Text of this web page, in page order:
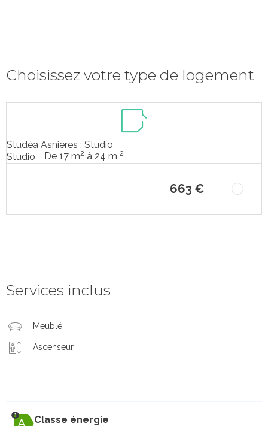
Choisissez votre type de logement
Studéa Asnieres : Studio
Studio
De 17 m2 à 24 m 2
663 €
Services inclus
Meublé
Ascenseur
Classe énergie